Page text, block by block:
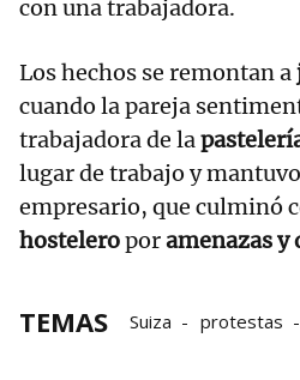
con una trabajadora.
Los hechos se remontan a
cuando la pareja
trabajadora de la
lugar de trabajo y
empresario, que culminó
hosteleroporamenazas y
TEMAS Suiza protestas